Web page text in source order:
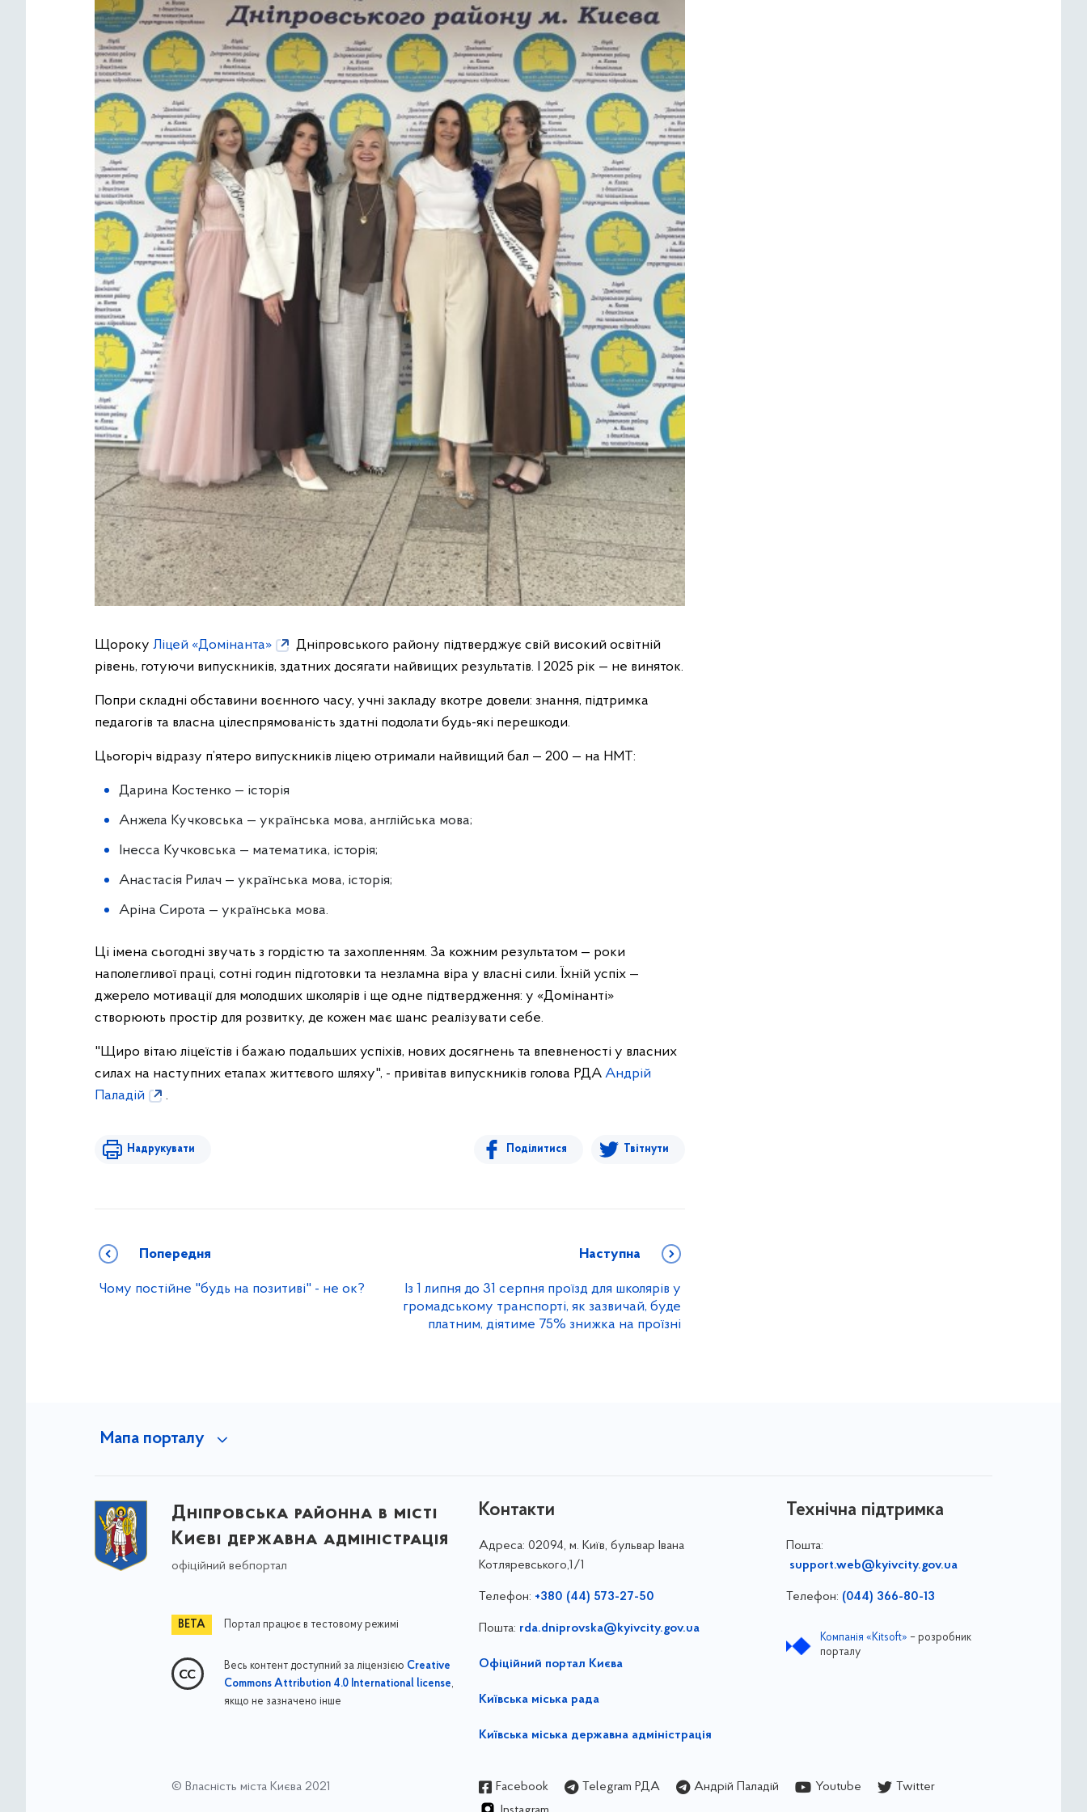
Щороку Ліцей «Домінанта»
Дніпровського району підтверджує свій високий освітній
рівень, готуючи випускників, здатних досягати найвищих результатів. І 2025 рік — не виняток.
Попри складні обставини воєнного часу, учні закладу вкотре довели: знання, підтримка
педагогів та власна цілеспрямованість здатні подолати будь-які перешкоди.
Цьогоріч відразу п’ятеро випускників ліцею отримали найвищий бал — 200 — на НМТ:
Дарина Костенко — історія
Анжела Кучковська — українська мова, англійська мова;
Інесса Кучковська — математика, історія;
Анастасія Рилач — українська мова, історія;
Аріна Сирота — українська мова.
Ці імена сьогодні звучать з гордістю та захопленням. За кожним результатом — роки
наполегливої праці, сотні годин підготовки та незламна віра у власні сили. Їхній успіх —
джерело мотивації для молодших школярів і ще одне підтвердження: у «Домінанті»
створюють простір для розвитку, де кожен має шанс реалізувати себе.
"Щиро вітаю ліцеїстів і бажаю подальших успіхів, нових досягнень та впевненості у власних
силах на наступних етапах життєвого шляху", - привітав випускників голова РДА Андрій
Паладій
.
Надрукувати Поділитися Твітнути
Попередня
Чому постійне "будь на позитиві" - не ок?
Наступна
Із 1 липня до 31 серпня проїзд для школярів у
громадському транспорті, як зазвичай, буде
платним, діятиме 75% знижка на проїзні
Мапа порталу
Дніпровська районна в місті
Києві державна адміністрація
офіційний вебпортал
Портал працює в тестовому режимі
Весь контент доступний за ліцензією Creative
Commons Attribution 4.0 International license,
якщо не зазначено інше
Контакти
Адреса: 02094, м. Київ, бульвар Івана
Котляревського,1/1
Телефон: +380 (44) 573-27-50
Пошта: rda.dniprovska@kyivcity.gov.ua
Офіційний портал Києва
Київська міська рада
Київська міська державна адміністрація
Технічна підтримка
Пошта:
support.web@kyivcity.gov.ua
Телефон: (044) 366-80-13
Компанія «Kitsoft» – розробник
порталу
© Власність міста Києва 2021 Facebook Telegram РДА Андрій Паладій Youtube
Twitter